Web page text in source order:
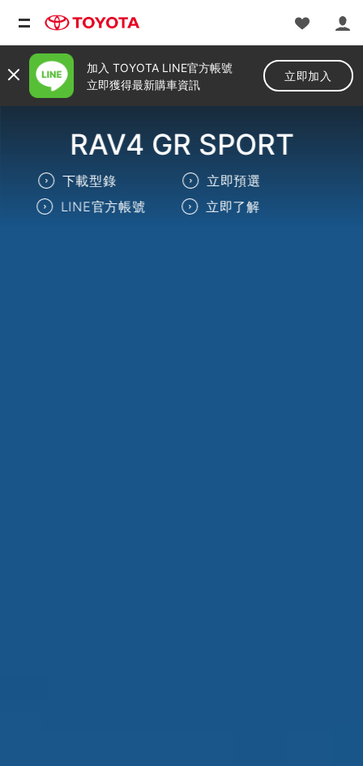
加入 TOYOTA LINE官方帳號
立即獲得最新購車資訊
立即加入
RAV4 GR SPORT
下載型錄
立即預選
LINE官方帳號
立即了解